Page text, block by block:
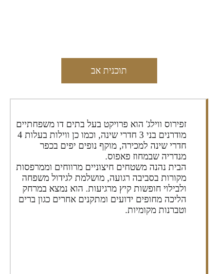
תוכנית אב
זפירוס ווילג' הוא פרויקט בעל בתים דו משפחתיים
מודרנים בני 3 חדרי שינה, וכמו כן ווילות בעלות 4
חדרי שינה למכירה, מוקף נופים יפים בכפר
מנדריה שבמחוז פאפוס.
הבית נהנה משטחים חיצוניים מרווחים וממרפסות
מקורות בסביבה רגועה, מושלמת לגידול משפחה
ולבילוי חופשות קיץ מרגיעות. הוא נמצא במרחק
הליכה מחופים ידועים ומתקנים אחרים כגון ברים
וטברנות מקומיות.